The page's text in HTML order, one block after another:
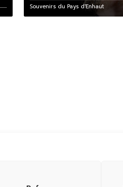
Souvenirs du Pays d'Enhaut